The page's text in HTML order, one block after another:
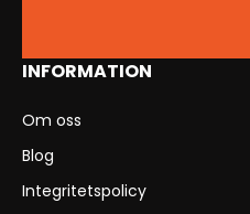
INFORMATION
Om oss
Blog
Integritetspolicy